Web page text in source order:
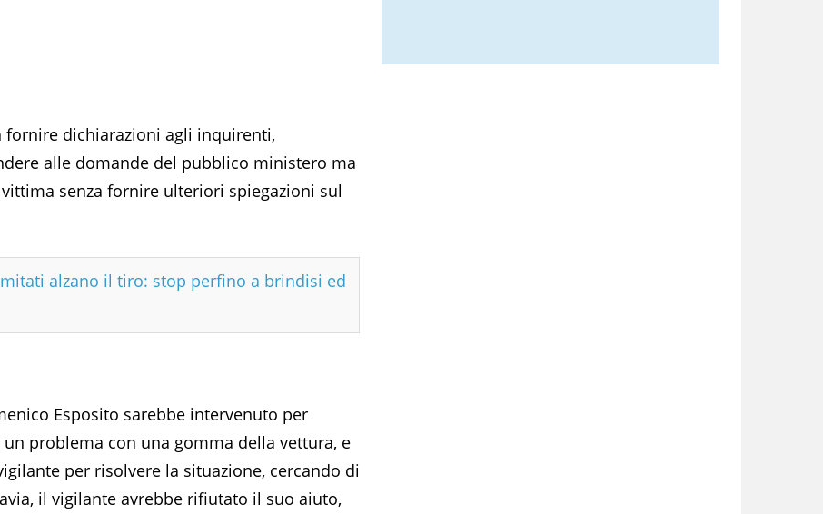
dichiarazioni agli inquirenti,
alle domande del pubblico ministero ma
senza fornire ulteriori spiegazioni sul
alzano il tiro: stop perfino a brindisi ed
Esposito sarebbe intervenuto per
problema con una gomma della vettura, e
per risolvere la situazione, cercando di
il vigilante avrebbe rifiutato il suo aiuto,